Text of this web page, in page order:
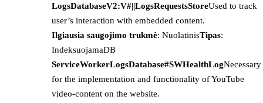
LogsDatabaseV2:V#||LogsRequestsStoreUsed to track
user’s interaction with embedded content.
Ilgiausia saugojimo trukmė: NuolatinisTipas:
IndeksuojamaDB
ServiceWorkerLogsDatabase#SWHealthLogNecessary
for the implementation and functionality of YouTube
video-content on the website.